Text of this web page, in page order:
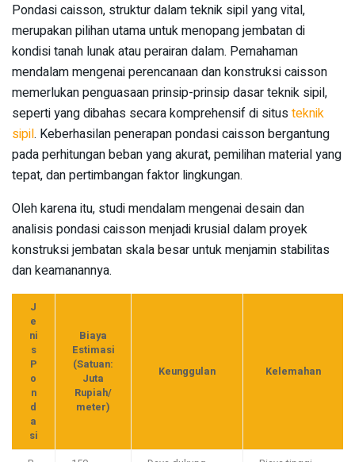
Pondasi caisson, struktur dalam teknik sipil yang vital,
merupakan pilihan utama untuk menopang jembatan di
kondisi tanah lunak atau perairan dalam. Pemahaman
mendalam mengenai perencanaan dan konstruksi caisson
memerlukan penguasaan prinsip-prinsip dasar teknik sipil,
seperti yang dibahas secara komprehensif di situsteknik
sipil. Keberhasilan penerapan pondasi caisson bergantung
pada perhitungan beban yang akurat, pemilihan material yang
tepat, dan pertimbangan faktor lingkungan.
Oleh karena itu, studi mendalam mengenai desain dan
analisis pondasi caisson menjadi krusial dalam proyek
konstruksi jembatan skala besar untuk menjamin stabilitas
dan keamanannya.
J
e
ni
s
P
o
n
d
a
si
Biaya
Estimasi
(Satuan:
Juta
Rupiah/
meter)
Keunggulan Kelemahan